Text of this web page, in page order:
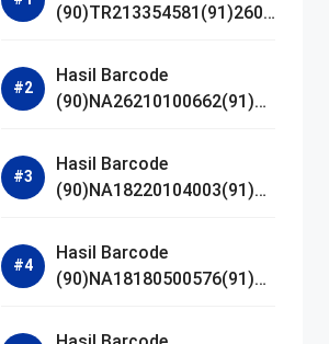
(90)TR213354581(91)2607
Hasil Barcode
(90)NA26210100662(91)24
Hasil Barcode
(90)NA18220104003(91)25
Hasil Barcode
(90)NA18180500576(91)21